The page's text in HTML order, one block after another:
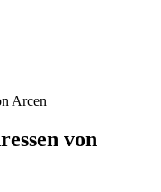
Arcen
von